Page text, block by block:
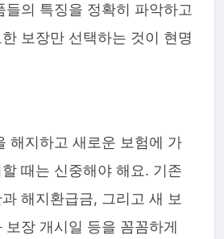
들의 특징을 정확히 파악하고
보장만 선택하는 것이 현명
해지하고 새로운 보험에 가
때는 신중해야 해요. 기존
해지환급금, 그리고 새 보
보장 개시일 등을 꼼꼼하게